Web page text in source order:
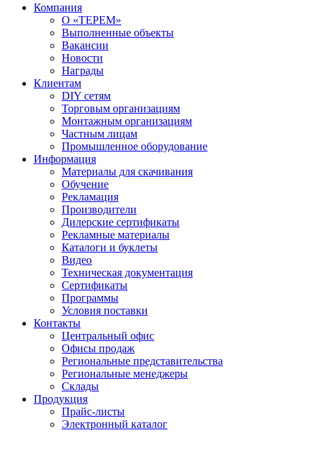
Компания
О «ТЕРЕМ»
Выполненные объекты
Вакансии
Новости
Награды
Клиентам
DIY сетям
Торговым организациям
Монтажным организациям
Частным лицам
Промышленное оборудование
Информация
Материалы для скачивания
Обучение
Рекламация
Производители
Дилерские сертификаты
Рекламные материалы
Каталоги и буклеты
Видео
Техническая документация
Сертификаты
Программы
Условия поставки
Контакты
Центральный офис
Офисы продаж
Региональные представительства
Региональные менеджеры
Склады
Продукция
Прайс-листы
Электронный каталог